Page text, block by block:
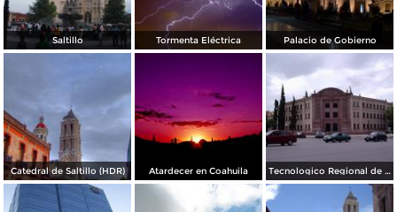
Saltillo Tormenta Eléctrica Palacio de Gobierno
Catedral de Saltillo (HDR) Atardecer en Coahuila Tecnologico Regional de Saltillo